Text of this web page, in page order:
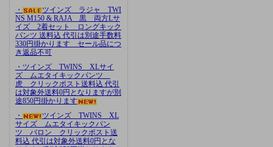
・
ツインズ ラジャ TWI
NS M150 & RAJA 黒 両方Lサ
イズ 2着セット ロングキック
パンツ 送料込 代引は別途手数料
330円掛かります セール品につ
き返品不可
・ツインズ TWINS XLサイ
ズ ムエタイキックパンツ
虎 クリックポスト送料込 代引
は対象外送料0円となりますが別
途850円掛かります
・
ツインズ TWINS XL
サイズ ムエタイキックパン
ツ バロン クリックポスト送
料込 代引は対象外送料0円とな